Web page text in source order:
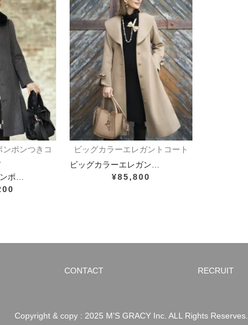
ポンつきコ
ポ…
ビッグカラーエレガントコート
ビッグカラーエレガン…
¥85,800
CONTACT RECRUIT
Copyright & copy : 2025 M’S GRACY Inc. ALL Rights Reserves.